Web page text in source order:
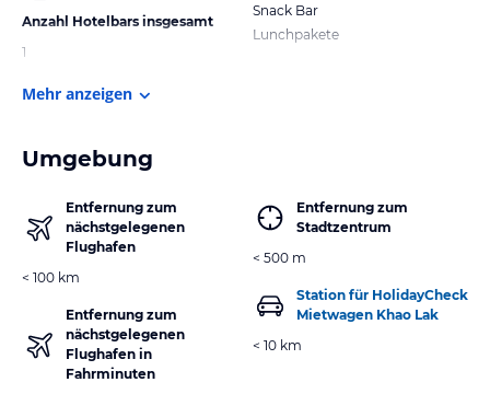
Anzahl Hotelbars insgesamt
1
Snack Bar
Lunchpakete
Mehr anzeigen
Umgebung
Entfernung zum
nächstgelegenen
Flughafen
< 100 km
Entfernung zum
nächstgelegenen
Flughafen in
Fahrminuten
Entfernung zum
Stadtzentrum
< 500 m
Station für HolidayCheck
Mietwagen Khao Lak
< 10 km